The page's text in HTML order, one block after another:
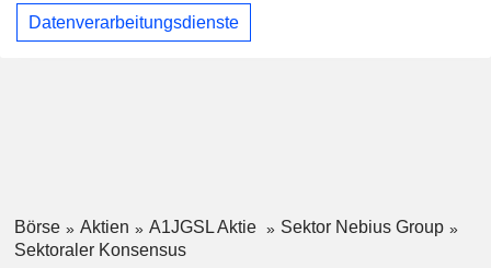
Datenverarbeitungsdienste
Börse Aktien A1JGSL Aktie
Sektor Nebius Group
Sektoraler Konsensus